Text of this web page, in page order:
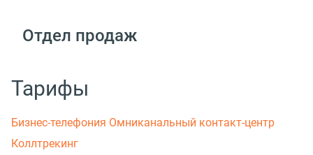
Отдел продаж
Тарифы
Бизнес-телефония Омниканальный контакт-центр
Коллтрекинг